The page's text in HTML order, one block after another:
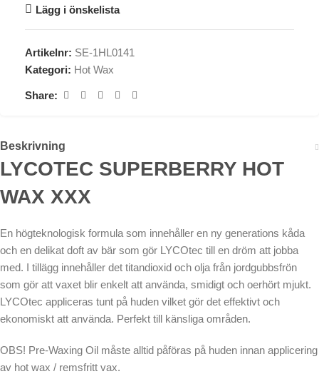
Lägg i önskelista
Artikelnr: SE-1HL0141
Kategori: Hot Wax
Share:
Beskrivning
LYCOTEC SUPERBERRY HOT
WAX XXX
En högteknologisk formula som innehåller en ny generations kåda
och en delikat doft av bär som gör LYCOtec till en dröm att jobba
med. I tillägg innehåller det titandioxid och olja från jordgubbsfrön
som gör att vaxet blir enkelt att använda, smidigt och oerhört mjukt.
LYCOtec appliceras tunt på huden vilket gör det effektivt och
ekonomiskt att använda. Perfekt till känsliga områden.
OBS! Pre-Waxing Oil måste alltid påföras på huden innan applicering
av hot wax / remsfritt vax.